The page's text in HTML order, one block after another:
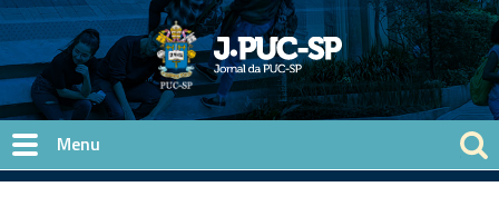
Pular para o conteúdo principal